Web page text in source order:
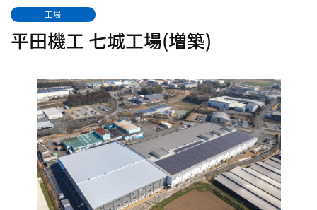
工場
平田機工 七城工場(増築)